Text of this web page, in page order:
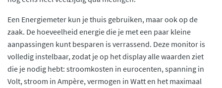
Een Energiemeter kun je thuis gebruiken, maar ook op de
zaak. De hoeveelheid energie die je met een paar kleine
aanpassingen kunt besparen is verrassend. Deze monitor is
volledig instelbaar, zodat je op het display alle waarden ziet
die je nodig hebt: stroomkosten in eurocenten, spanning in
Volt, stroom in Ampère, vermogen in Watt en het maximaal